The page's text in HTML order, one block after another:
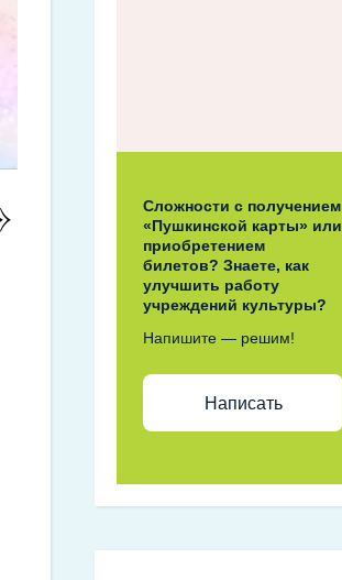
Сложности с получением
«Пушкинской карты» или
приобретением
билетов? Знаете, как
улучшить работу
учреждений культуры?
Напишите — решим!
Написать